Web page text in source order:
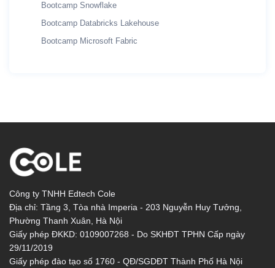
Bootcamp Snowflake
Bootcamp Databricks Lakehouse
Bootcamp Microsoft Fabric
Công ty TNHH Edtech Cole
Địa chỉ: Tầng 3, Tòa nhà Imperia - 203 Nguyễn Huy Tưởng,
Phường Thanh Xuân, Hà Nội
Giấy phép ĐKKD: 0109007268 - Do SKHĐT TPHN Cấp ngày
29/11/2019
Giấy phép đào tạo số 1760 - QĐ/SGDĐT Thành Phố Hà Nội